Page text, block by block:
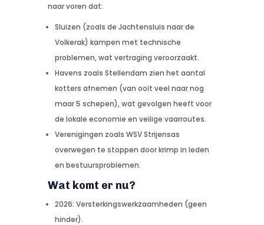
naar voren dat:
Sluizen (zoals de Jachtensluis naar de
Volkerak) kampen met technische
problemen, wat vertraging veroorzaakt.
Havens zoals Stellendam zien het aantal
kotters afnemen (van ooit veel naar nog
maar 5 schepen), wat gevolgen heeft voor
de lokale economie en veilige vaarroutes.
Verenigingen zoals WSV Strijensas
overwegen te stoppen door krimp in leden
en bestuursproblemen.
Wat komt er nu?
2026: Versterkingswerkzaamheden (geen
hinder).